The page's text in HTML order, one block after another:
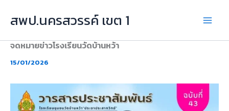
สพป.นครสวรรค์ เขต 1
จดหมายข่าวโรงเรียนวัดบ้านหว้า
15/01/2026